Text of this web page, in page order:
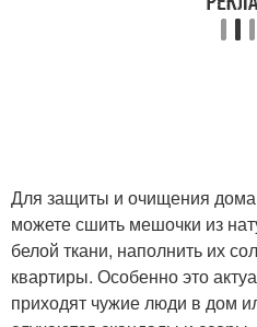
Для защиты и очищения дома
можете сшить мешочки из
белой ткани, наполнить их
квартиры. Особенно это
приходят чужие люди в дом